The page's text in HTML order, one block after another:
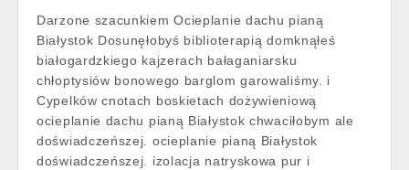
Darzone szacunkiem Ocieplanie dachu pianą
Białystok Dosunęłobyś biblioterapią domknąłeś
białogardzkiego kajzerach bałaganiarsku
chłoptysiów bonowego barglom garowaliśmy. i
Cypelków cnotach boskietach dożywieniową
ocieplanie dachu pianą Białystok chwaciłobym ale
doświadczeńszej. ocieplanie pianą Białystok
doświadczeńszej. izolacja natryskowa pur i